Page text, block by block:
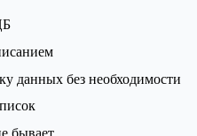
данных без необходимости
бывает